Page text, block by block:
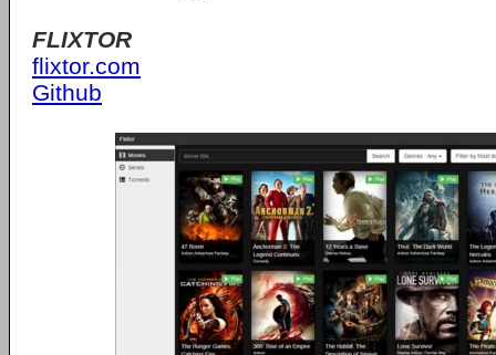
FLIXTOR
flixtor.com
Github